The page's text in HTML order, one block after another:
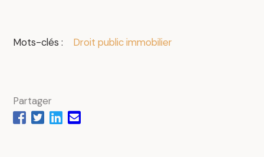
Mots-clés : Droit public immobilier
Partager